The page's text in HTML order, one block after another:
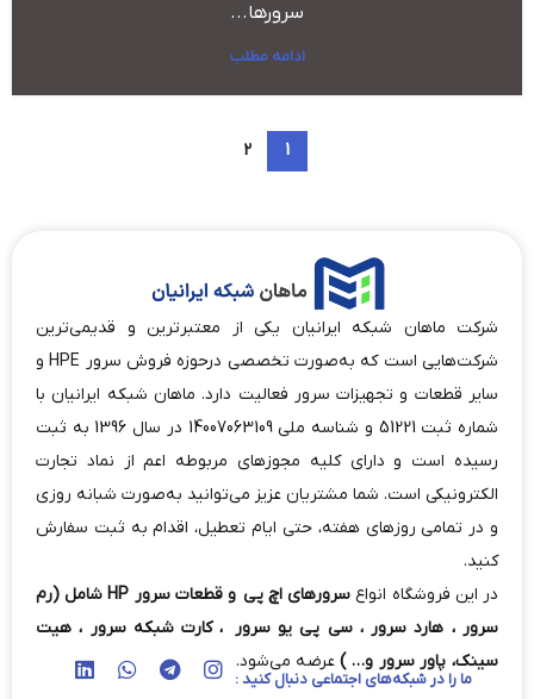
سرورها...
ادامه مطلب
1
2
شرکت ماهان شبکه ایرانیان یکی از معتبرترین و قدیمی‌ترین
شرکت‌هایی است که به‌صورت تخصصی درحوزه فروش سرور HPE و
سایر قطعات و تجهیزات سرور فعالیت دارد. ماهان شبکه ایرانیان با
شماره ثبت 51221 و شناسه ملی 14007063109 در سال 1396 به ثبت
رسیده است و دارای کلیه مجوزهای مربوطه اعم از نماد تجارت
الکترونیکی است. شما مشتریان عزیز می‌توانید به‌صورت شبانه روزی
و در تمامی روزهای هفته، حتی ایام تعطیل، اقدام به ثبت سفارش
کنید.
در این فروشگاه انواع
سرورهای اچ پی و قطعات سرور HP شامل (رم
سرور ، هارد سرور ، سی پی یو سرور ، کارت شبکه سرور ، هیت
سینک، پاور سرور و… ) عرضه می‌شود.
ما را در شبکه‌های اجتماعی دنبال کنید :